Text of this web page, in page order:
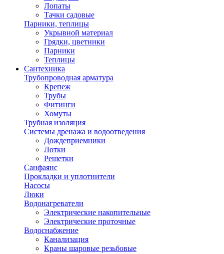
Лопаты
Тачки садовые
Парники, теплицы
Укрывной материал
Грядки, цветники
Парники
Теплицы
Сантехника
Трубопроводная арматура
Крепеж
Трубы
Фитинги
Хомуты
Трубная изоляция
Системы дренажа и водоотведения
Дождеприемники
Лотки
Решетки
Санфаянс
Прокладки и уплотнители
Насосы
Люки
Водонагреватели
Электрические накопительные
Электрические проточные
Водоснабжение
Канализация
Краны шаровые резьбовые